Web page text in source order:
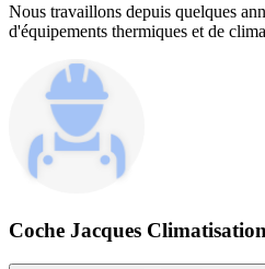
Nous travaillons depuis quelques
d'équipements thermiques et de
Coche Jacques